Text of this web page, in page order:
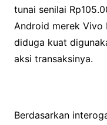
tunai senilai
Android merek Vivo
diduga kuat
aksi transaksinya.
Berdasarkan